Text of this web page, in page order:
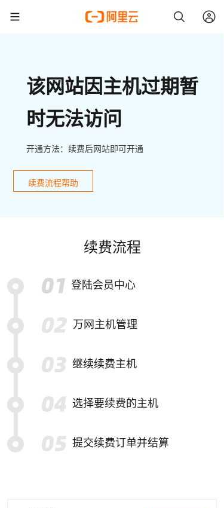
该网站因主机过期暂
时无法访问
开通方法：续费后网站即可开通
续费流程帮助
续费流程
登陆会员中心
万网主机管理
继续续费主机
选择要续费的主机
提交续费订单并结算